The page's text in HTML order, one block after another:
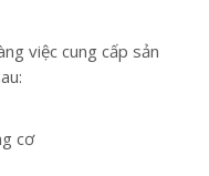
việc cung cấp sản
cơ